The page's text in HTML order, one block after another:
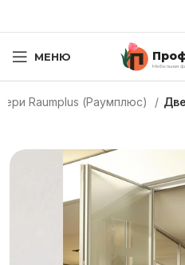
МЕНЮ
Мебельная
Raumplus (Раумплюс)